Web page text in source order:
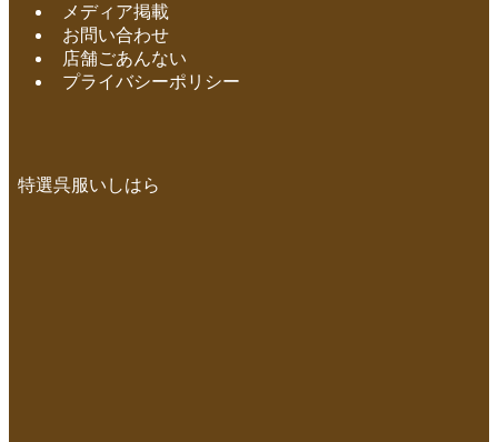
メディア掲載
お問い合わせ
店舗ごあんない
プライバシーポリシー
特選呉服いしはら